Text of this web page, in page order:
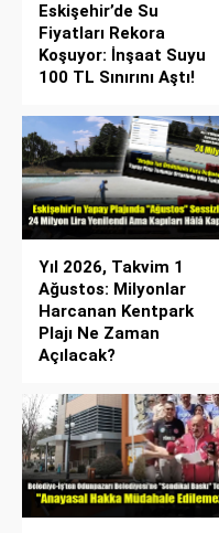
Eskişehir’de Su
Fiyatları Rekora
Koşuyor: İnşaat Suyu
100 TL Sınırını Aştı!
Yıl 2026, Takvim 1
Ağustos: Milyonlar
Harcanan Kentpark
Plajı Ne Zaman
Açılacak?